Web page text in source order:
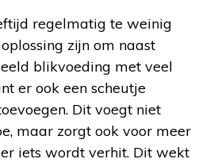
regelmatig te weinig
zijn om naast
blikvoeding met veel
er ook een scheutje
Dit voegt niet
maar zorgt ook voor meer
iets wordt verhit. Dit wekt